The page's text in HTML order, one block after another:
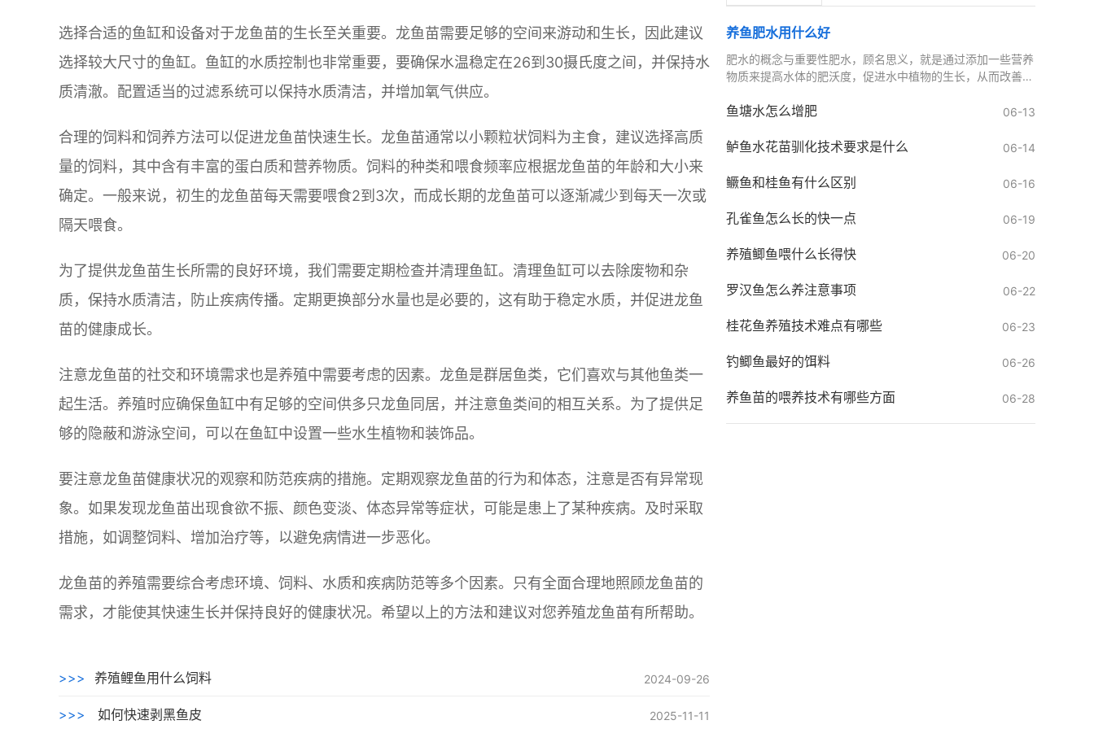
选择合适的鱼缸和设备对于龙鱼苗的生长至关重要。龙鱼苗需要足够的空间来游动和生长，因此建议
选择较大尺寸的鱼缸。鱼缸的水质控制也非常重要，要确保水温稳定在26到30摄氏度之间，并保持水
质清澈。配置适当的过滤系统可以保持水质清洁，并增加氧气供应。
合理的饲料和饲养方法可以促进龙鱼苗快速生长。龙鱼苗通常以小颗粒状饲料为主食，建议选择高质
量的饲料，其中含有丰富的蛋白质和营养物质。饲料的种类和喂食频率应根据龙鱼苗的年龄和大小来
确定。一般来说，初生的龙鱼苗每天需要喂食2到3次，而成长期的龙鱼苗可以逐渐减少到每天一次或
隔天喂食。
为了提供龙鱼苗生长所需的良好环境，我们需要定期检查并清理鱼缸。清理鱼缸可以去除废物和杂
质，保持水质清洁，防止疾病传播。定期更换部分水量也是必要的，这有助于稳定水质，并促进龙鱼
苗的健康成长。
注意龙鱼苗的社交和环境需求也是养殖中需要考虑的因素。龙鱼是群居鱼类，它们喜欢与其他鱼类一
起生活。养殖时应确保鱼缸中有足够的空间供多只龙鱼同居，并注意鱼类间的相互关系。为了提供足
够的隐蔽和游泳空间，可以在鱼缸中设置一些水生植物和装饰品。
要注意龙鱼苗健康状况的观察和防范疾病的措施。定期观察龙鱼苗的行为和体态，注意是否有异常现
象。如果发现龙鱼苗出现食欲不振、颜色变淡、体态异常等症状，可能是患上了某种疾病。及时采取
措施，如调整饲料、增加治疗等，以避免病情进一步恶化。
龙鱼苗的养殖需要综合考虑环境、饲料、水质和疾病防范等多个因素。只有全面合理地照顾龙鱼苗的
需求，才能使其快速生长并保持良好的健康状况。希望以上的方法和建议对您养殖龙鱼苗有所帮助。
>>> 养殖鲤鱼用什么饲料 2024-09-26
>>> 如何快速剥黑鱼皮 2025-11-11
养鱼肥水用什么好
肥水的概念与重要性肥水，顾名思义，就是通过添加一些营养
物质来提高水体的肥沃度，促进水中植物的生长，从而改善水
鱼塘水怎么增肥 06-13
鲈鱼水花苗驯化技术要求是什么 06-14
鳜鱼和桂鱼有什么区别 06-16
孔雀鱼怎么长的快一点 06-19
养殖鲫鱼喂什么长得快 06-20
罗汉鱼怎么养注意事项 06-22
桂花鱼养殖技术难点有哪些 06-23
钓鲫鱼最好的饵料 06-26
养鱼苗的喂养技术有哪些方面 06-28